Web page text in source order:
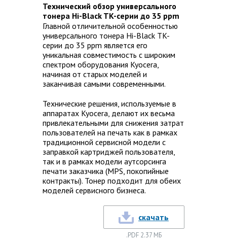
Технический обзор универсального
тонера Hi-Black TK-серии до 35 ppm
Главной отличительной особенностью
универсального тонера Hi-Black TK-
серии до 35 ppm является его
уникальная совместимость с широким
спектром оборудования Kyocera,
начиная от старых моделей и
заканчивая самыми современными.
Технические решения, используемые в
аппаратах Kyocera, делают их весьма
привлекательными для снижения затрат
пользователей на печать как в рамках
традиционной сервисной модели с
заправкой картриджей пользователя,
так и в рамках модели аутсорсинга
печати заказчика (MPS, покопийные
контракты). Тонер подходит для обеих
моделей сервисного бизнеса.
скачать
.PDF 2.37 МБ